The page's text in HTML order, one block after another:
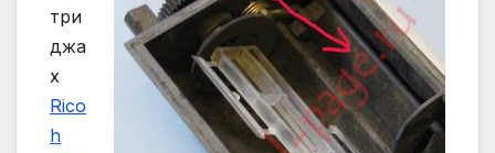
три
джа
х
Rico
h